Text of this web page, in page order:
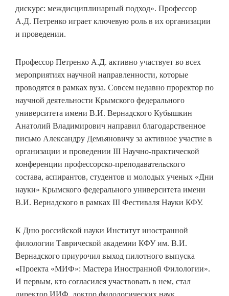
дискурс: междисциплинарный подход». Профессор
А.Д. Петренко играет ключевую роль в их организации
и проведении.
Профессор Петренко А.Д. активно участвует во всех
мероприятиях научной направленности, которые
проводятся в рамках вуза. Совсем недавно проректор по
научной деятельности Крымского федерального
университета имени В.И. Вернадского Кубышкин
Анатолий Владимирович направил благодарственное
письмо Александру Демьяновичу за активное участие в
организации и проведении III Научно-практической
конференции профессорско-преподавательского
состава, аспирантов, студентов и молодых ученых «Дни
науки» Крымского федерального университета имени
В.И. Вернадского в рамках III Фестиваля Науки КФУ.
К Дню российской науки Институт иностранной
филологии Таврической академии КФУ им. В.И.
Вернадского приурочил выход пилотного выпуска
«Проекта «МИФ»: Мастера Иностранной Филологии».
И первым, кто согласился участвовать в нем, стал
директор ИИФ, доктор филологических наук,